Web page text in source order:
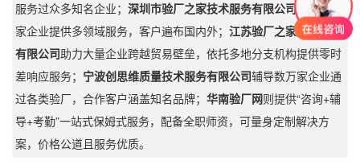
服务过众多知名企业；深圳市验厂之家技术服务有限公司为超3万
家企业提供多领域服务，客户遍布国内外；江苏验厂之家技术服务
有限公司助力大量企业跨越贸易壁垒，依托多地分支机构提供零时
差响应服务； 宁波创思维质量技术服务有限公司辅导数万家企业通
过各类验厂，合作客户涵盖知名品牌；华南验厂网则提供“咨询+辅
导+考勤”一站式保姆式服务，配备全职师资，可量身定制解决方
案，价格公道且服务优质。